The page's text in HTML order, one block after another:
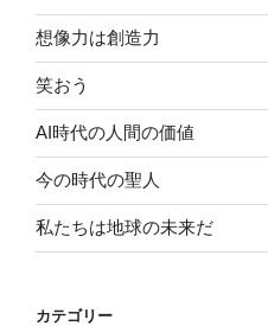
想像力は創造力
笑おう
AI時代の人間の価値
今の時代の聖人
私たちは地球の未来だ
カテゴリー